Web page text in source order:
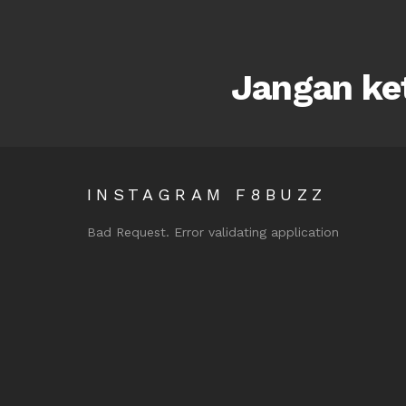
Jangan
INSTAGRAM F8BUZZ
Bad Request. Error validating application